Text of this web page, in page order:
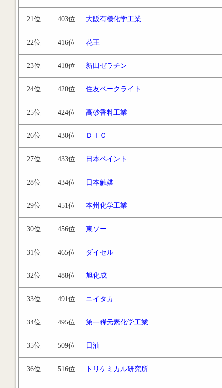
21位 403位 大阪有機化学工業
22位 416位 花王
23位 418位 新田ゼラチン
24位 420位 住友ベークライト
25位 424位 高砂香料工業
26位 430位 ＤＩＣ
27位 433位 日本ペイント
28位 434位 日本触媒
29位 451位 本州化学工業
30位 456位 東ソー
31位 465位 ダイセル
32位 488位 旭化成
33位 491位 ニイタカ
34位 495位 第一稀元素化学工業
35位 509位 日油
36位 516位 トリケミカル研究所